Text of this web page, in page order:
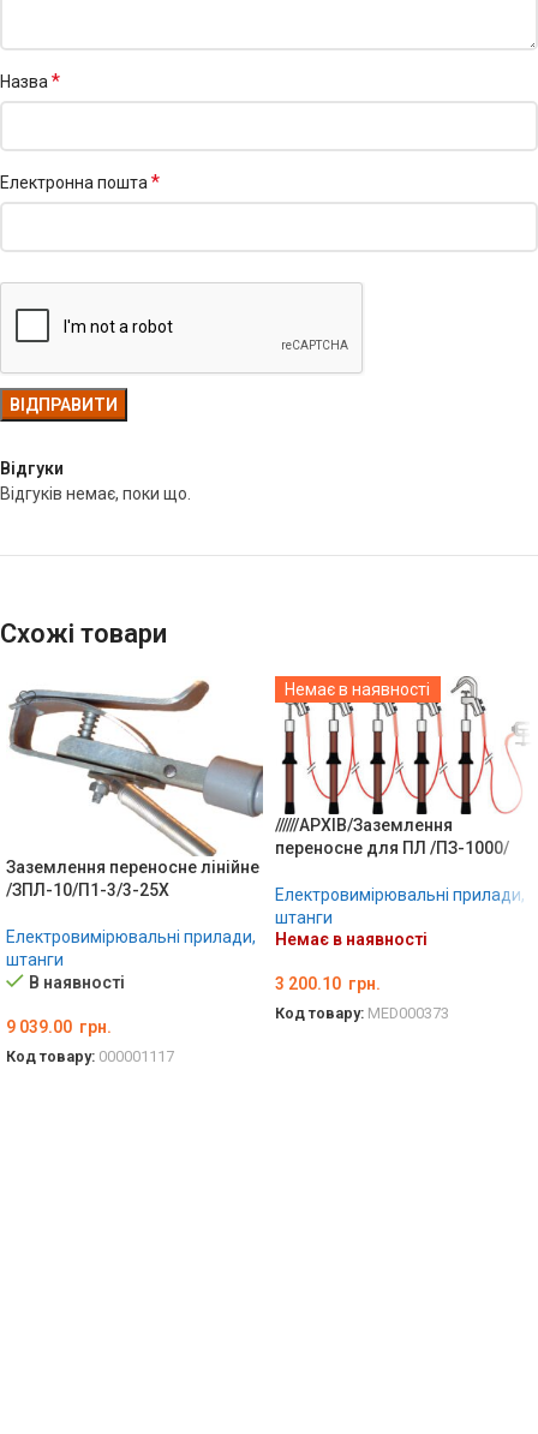
Відгуки
Відгуків немає, поки що.
Назва *
Електронна пошта *
Схожі товари
Заземлення переносне лінійне
/ЗПЛ-10/П1-3/3-25X
Електровимірювальні прилади,
штанги
В наявності
9 039.00 грн.
Код товару: 000001117
Немає в наявності
//////АРХІВ/Заземлення
переносне для ПЛ /ПЗ-1000/
Електровимірювальні прилади,
штанги
Немає в наявності
3 200.10 грн.
Код товару: MED000373